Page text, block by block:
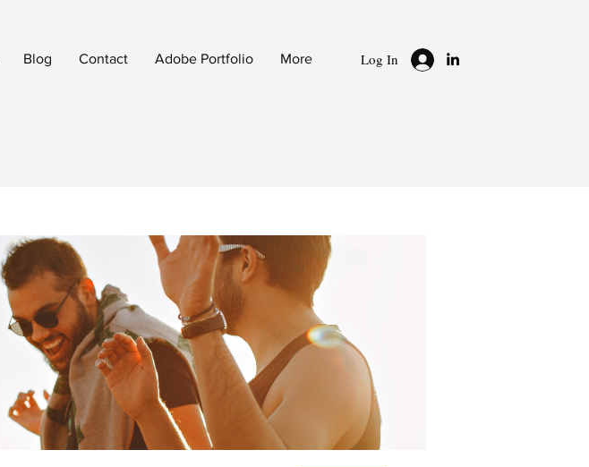
Blog Contact Adobe Portfolio More Log In